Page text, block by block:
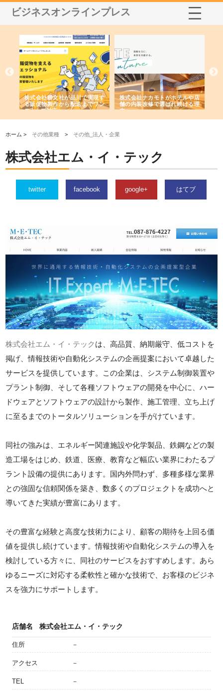
ビジネスオンラインプレス
株式会社耕文社が品川で実現す
る販促物製作から配送までワン
ストップ対応
株式会社ナカモトがホテルや店
舗の内装改修で選ばれ続ける理
由
ホーム > その他業種 > その他_法人・企業
株式会社エム・イ・テック
twitter facebook google+ はてブ
株式会社エム・イ・テック は、高品質、納期厳守、低コストを
掲げ、情報技術や自動化システムの企画提案において卓越した
サービスを提供しています。この企業は、システム制御装置や
プラント制御、そして各種ソフトウェアの開発を中心に、ハー
ドウェアとソフトウェアの設計から製作、施工管理、立ち上げ
に至るまでのトータルソリューションを手がけています。
同社の強みは、エネルギー関連施設や化学製品、鉄鋼などの製
造工場をはじめ、鉄道、医療、教育など幅広い業界にわたるプ
ラント設備の提供にあります。国内外問わず、多種多様な業界
との強固な信頼関係を築き、数多くのプロジェクトを成功へと
導いてきた実績が豊富にあります。
その豊富な経験と高度な技術力により、顧客の期待を上回る価
値を提供し続けています。情報技術や自動化システムの導入を
検討している方々に、同社のサービスをおすすめします。あら
ゆるニーズに対応する柔軟性と確かな技術で、お客様のビジネ
スを強力にサポートします。
店舗名 株式会社エム・イ・テック
住所 －
アクセス －
TEL －